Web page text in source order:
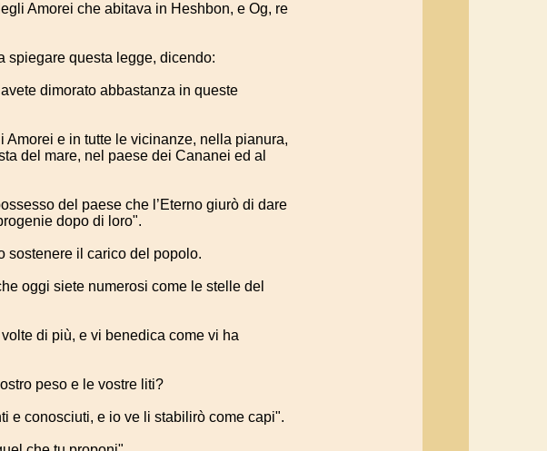
Amorei che abitava in Heshbon, e Og, re
spiegare questa legge, dicendo:
dimorato abbastanza in queste
e in tutte le vicinanze, nella pianura,
del mare, nel paese dei Cananei ed al
del paese che l’Eterno giurò di dare
dopo di loro".
sostenere il carico del popolo.
oggi siete numerosi come le stelle del
volte di più, e vi benedica come vi ha
peso e le vostre liti?
e conosciuti, e io ve li stabilirò come capi".